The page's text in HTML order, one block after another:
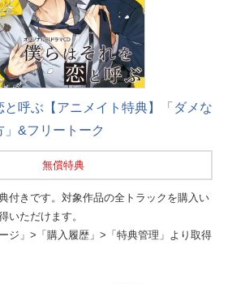
と呼ぶ【アニメイト特典】「ダメな
」&フリートーク
無償特典
付きです。対象作品の全トラックを購入い
いただけます。
ジ」>「購入履歴」>「特典管理」より取得